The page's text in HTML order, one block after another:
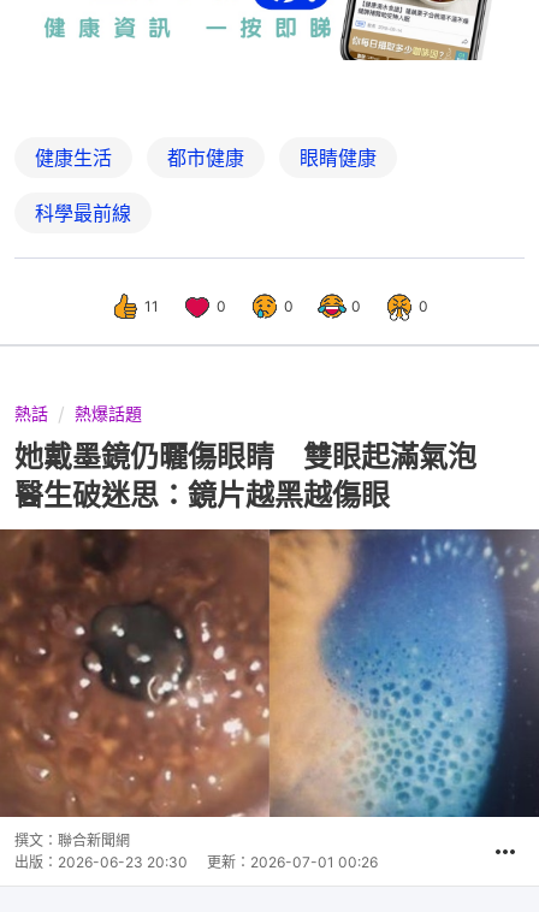
健康生活 都市健康 眼睛健康
科學最前線
11 0 0 0 0
熱話 熱爆話題
她戴墨鏡仍曬傷眼睛 雙眼起滿氣泡
醫生破迷思：鏡片越黑越傷眼
撰文： 聯合新聞網
出版： 2026-06-23 20:30 更新： 2026-07-01 00:26